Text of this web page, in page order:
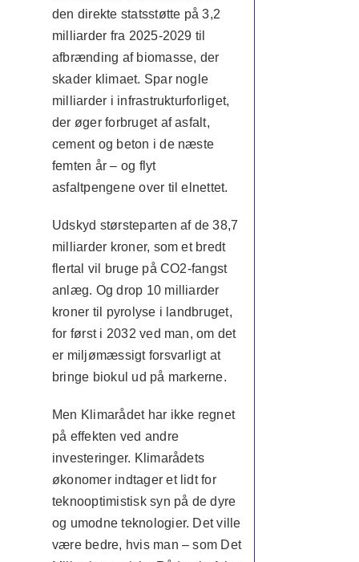
den direkte statsstøtte på 3,2
milliarder fra 2025-2029 til
afbrænding af biomasse, der
skader klimaet. Spar nogle
milliarder i infrastrukturforliget,
der øger forbruget af asfalt,
cement og beton i de næste
femten år – og flyt
asfaltpengene over til elnettet.
Udskyd størsteparten af de 38,7
milliarder kroner, som et bredt
flertal vil bruge på CO2-fangst
anlæg. Og drop 10 milliarder
kroner til pyrolyse i landbruget,
for først i 2032 ved man, om det
er miljømæssigt forsvarligt at
bringe biokul ud på markerne.
Men Klimarådet har ikke regnet
på effekten ved andre
investeringer. Klimarådets
økonomer indtager et lidt for
teknooptimistisk syn på de dyre
og umodne teknologier. Det ville
være bedre, hvis man – som Det